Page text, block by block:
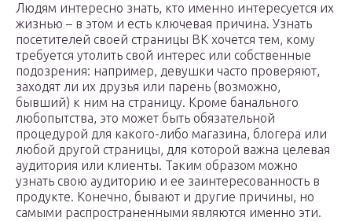
Людям интересно знать, кто именно интересуется их
жизнью – в этом и есть ключевая причина. Узнать
посетителей своей страницы ВК хочется тем, кому
требуется утолить свой интерес или собственные
подозрения: например, девушки часто проверяют,
заходят ли их друзья или парень (возможно,
бывший) к ним на страницу. Кроме банального
любопытства, это может быть обязательной
процедурой для какого-либо магазина, блогера или
любой другой страницы, для которой важна целевая
аудитория или клиенты. Таким образом можно
узнать свою аудиторию и ее заинтересованность в
продукте. Конечно, бывают и другие причины, но
самыми распространенными являются именно эти.